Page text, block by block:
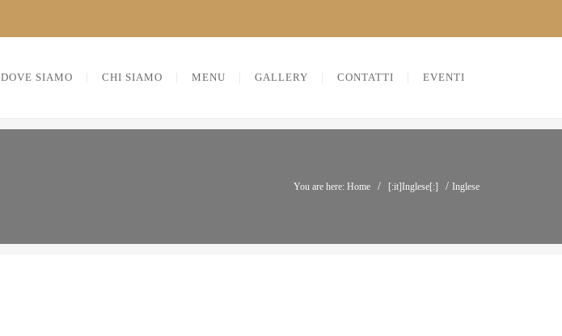
DOVE SIAMO CHI SIAMO MENU GALLERY CONTATTI EVENTI
You are here: Home / [:it]Inglese[:] / Inglese